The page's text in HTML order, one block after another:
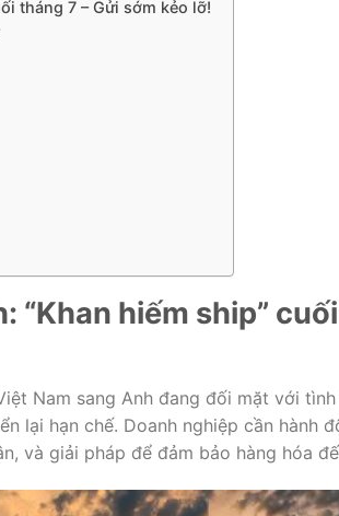
tháng 7 – Gửi sớm kẻo lỡ!
“Khan hiếm ship”
Nam sang Anh đang đối mặt với tình
lại hạn chế. Doanh nghiệp cần hành
và giải pháp để đảm bảo hàng hóa